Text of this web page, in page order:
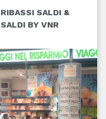
RIBASSI SALDI &
SALDI BY VNR